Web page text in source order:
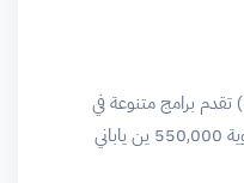
جامعة أوساكا اليابانية (تأسست 1931) تقدم برامج متنوعة في
الهندسة والطب والعلوم. رسومها السنوية 550,000 ين ياباني